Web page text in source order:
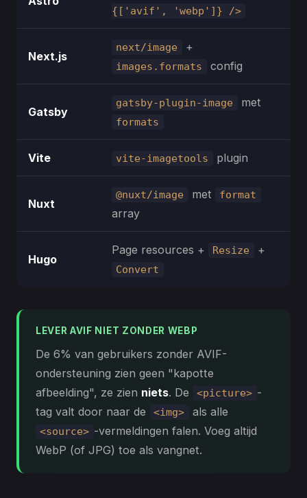
{['avif', 'webp']} />
Next.js
next/image +
images.formats config
Gatsby
gatsby-plugin-image met
formats
Vite vite-imagetools plugin
Nuxt
@nuxt/image met format
array
Hugo
Page resources + Resize +
Convert
LEVER AVIF NIET ZONDER WEBP
De 6% van gebruikers zonder AVIF-
ondersteuning zien geen "kapotte
afbeelding", ze zien niets. De <picture> -
tag valt door naar de
<img> als alle
<source> -vermeldingen falen. Voeg altijd
WebP (of JPG) toe als vangnet.